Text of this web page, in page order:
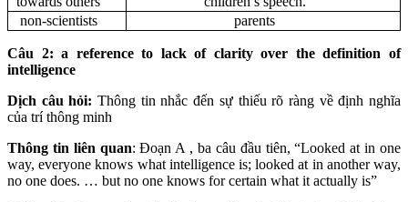
non-scientists
parents
Câu 2:a reference to lack of clarity over the definition of
intelligence
Dịch câu hỏi: Thông tin nhắc đến sự thiếu rõ ràng về định nghĩa
của trí thông minh
Thông tin liên quan: Đoạn A , ba câu đầu tiên, “Looked at in one
way, everyone knows what intelligence is; looked at in another way,
no one does. … but no one knows for certain what it actually is”